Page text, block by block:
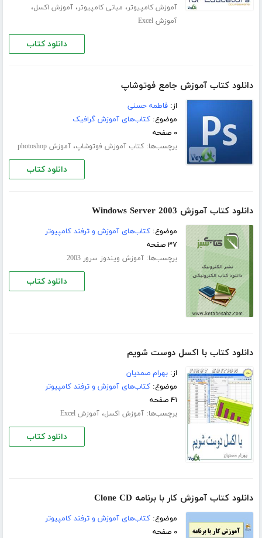
آموزش کامپیوتر، مبانی کامپیوتر،آموزش اکسل،
آموزش Excel
دانلود کتاب
دانلود کتاب آموزش جامع فوتوشاپ
از:فاطمه حسنی
موضوع:کتاب‌های آموزش گرافیک
۰ صفحه
برچسب‌ها:کتاب آموزش فوتوشاپ،آموزش photoshop
دانلود کتاب
دانلود کتاب آموزش Windows Server 2003
موضوع:کتاب‌های آموزش و ترفند کامپیوتر
۳۷ صفحه
برچسب‌ها:آموزش ویندوز سرور 2003
دانلود کتاب
دانلود کتاب با اکسل دوست شویم
از:بهرام صمدیان
موضوع:کتاب‌های آموزش و ترفند کامپیوتر
۴۱ صفحه
برچسب‌ها:آموزش اکسل،آموزش Excel
دانلود کتاب
دانلود کتاب آموزش کار با برنامه Clone CD
موضوع:کتاب‌های آموزش و ترفند کامپیوتر
۰ صفحه